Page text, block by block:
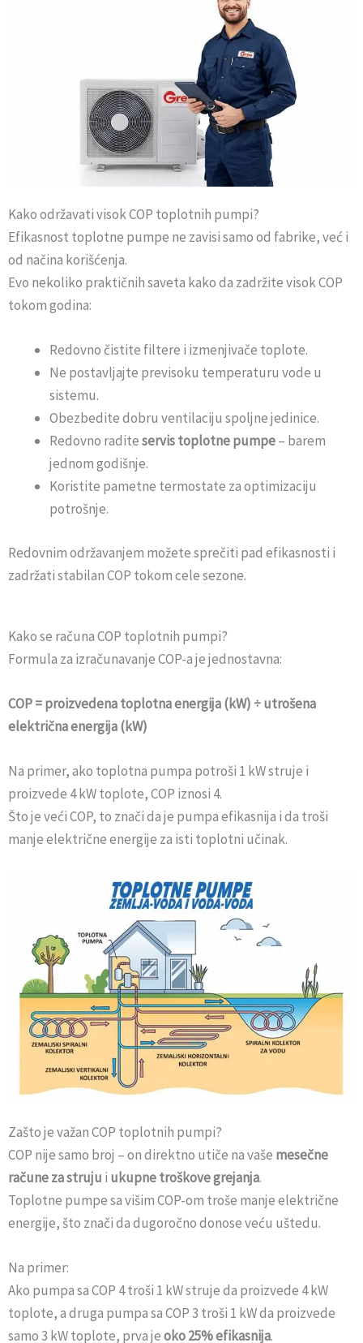
Kako održavati visok COP toplotnih pumpi?
Efikasnost toplotne pumpe ne zavisi samo od fabrike, već i
od načina korišćenja.
Evo nekoliko praktičnih saveta kako da zadržite visok COP
tokom godina:
Redovno čistite filtere i izmenjivače toplote.
Ne postavljajte previsoku temperaturu vode u
sistemu.
Obezbedite dobru ventilaciju spoljne jedinice.
Redovno raditeservis toplotne pumpe– barem
jednom godišnje.
Koristite pametne termostate za optimizaciju
potrošnje.
Redovnim održavanjem možete sprečiti pad efikasnosti i
zadržati stabilan COP tokom cele sezone.
Kako se računa COP toplotnih pumpi?
Formula za izračunavanje COP-a je jednostavna:
COP = proizvedena toplotna energija (kW) ÷ utrošena
električna energija (kW)
Na primer, ako toplotna pumpa potroši 1 kW struje i
proizvede 4 kW toplote, COP iznosi 4.
Što je veći COP, to znači da je pumpa efikasnija i da troši
manje električne energije za isti toplotni učinak.
Zašto je važan COP toplotnih pumpi?
COP nije samo broj – on direktno utiče na vaše mesečne
račune za struju i ukupne troškove grejanja.
Toplotne pumpe sa višim COP-om troše manje električne
energije, što znači da dugoročno donose veću uštedu.
Na primer:
Ako pumpa sa COP 4 troši 1 kW struje da proizvede 4 kW
toplote, a druga pumpa sa COP 3 troši 1 kW da proizvede
samo 3 kW toplote, prva jeoko 25% efikasnija.